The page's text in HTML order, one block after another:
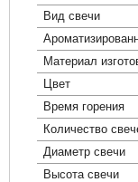
Вид свечи
Материал
Цвет
Время горения
Количество
Диаметр свечи
Высота свечи